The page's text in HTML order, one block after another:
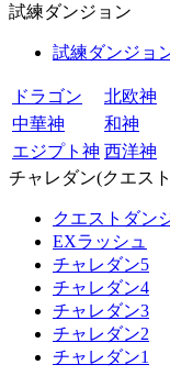
試練ダンジョン
試練ダンジョ
ドラゴン
北欧神
中華神
和神
エジプト神 西洋神
チャレダン(クエス
クエストダン
EXラッシュ
チャレダン5
チャレダン4
チャレダン3
チャレダン2
チャレダン1